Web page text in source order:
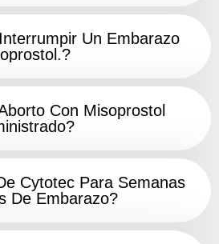
Un Embarazo
Con Misoprostol
Cytotec Para Semanas
De Embarazo?